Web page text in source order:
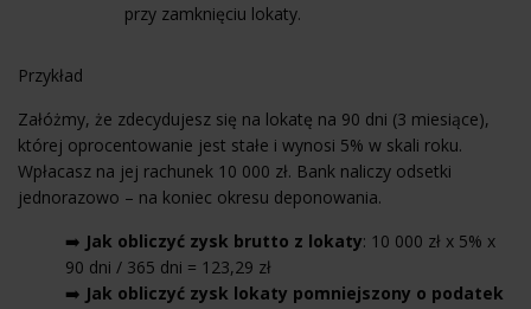
przy zamknięciu lokaty.
Przykład
Załóżmy, że zdecydujesz się na lokatę na 90 dni (3 miesiące),
której oprocentowanie jest stałe i wynosi 5% w skali roku.
Wpłacasz na jej rachunek 10 000 zł. Bank naliczy odsetki
jednorazowo – na koniec okresu deponowania.
➡️ Jak obliczyć zysk brutto z lokaty: 10 000 zł x 5% x
90 dni / 365 dni = 123,29 zł
➡️ Jak obliczyć zysk lokaty pomniejszony o podatek